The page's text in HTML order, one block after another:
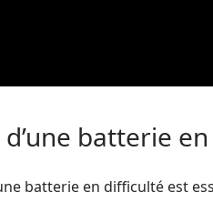
batterie
batterie en difficulté est